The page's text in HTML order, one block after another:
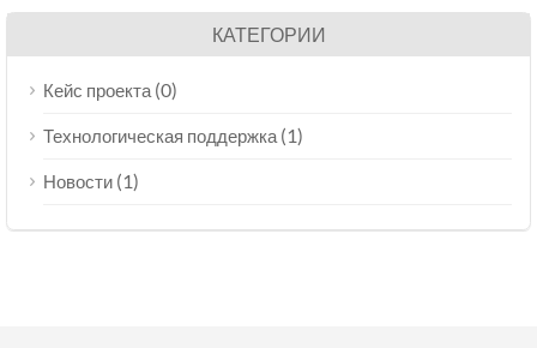
КАТЕГОРИИ
Кейс проекта (0)
Технологическая поддержка (1)
Новости (1)